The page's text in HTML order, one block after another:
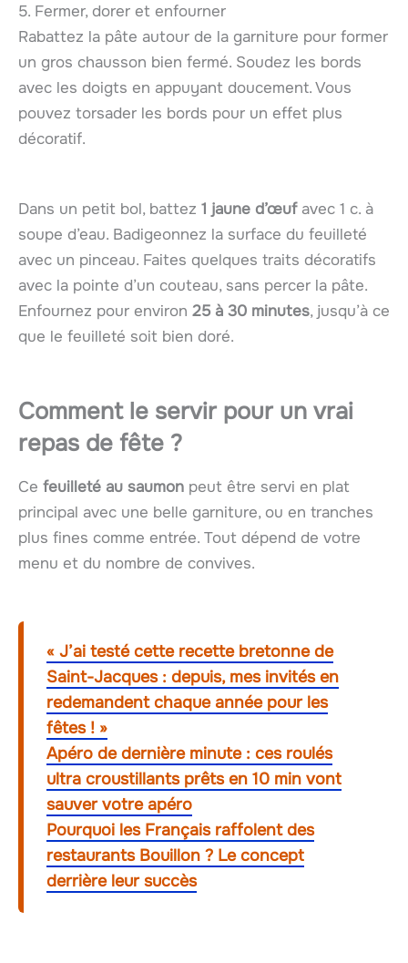
5. Fermer, dorer et enfourner
Rabattez la pâte autour de la garniture pour former
un gros chausson bien fermé. Soudez les bords
avec les doigts en appuyant doucement. Vous
pouvez torsader les bords pour un effet plus
décoratif.
Dans un petit bol, battez 1 jaune d’œufavec 1 c. à
soupe d’eau. Badigeonnez la surface du feuilleté
avec un pinceau. Faites quelques traits décoratifs
avec la pointe d’un couteau, sans percer la pâte.
Enfournez pour environ 25 à 30 minutes, jusqu’à ce
que le feuilleté soit bien doré.
Comment le servir pour un vrai
repas de fête ?
Ce feuilleté au saumon peut être servi en plat
principal avec une belle garniture, ou en tranches
plus fines comme entrée. Tout dépend de votre
menu et du nombre de convives.
« J’ai testé cette recette bretonne de
Saint-Jacques : depuis, mes invités en
redemandent chaque année pour les
fêtes ! »
Apéro de dernière minute : ces roulés
ultra croustillants prêts en 10 min vont
sauver votre apéro
Pourquoi les Français raffolent des
restaurants Bouillon ? Le concept
derrière leur succès